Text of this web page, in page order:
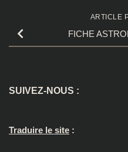
ARTICLE
FICHE
SUIVEZ-NOUS :
Traduire le site :